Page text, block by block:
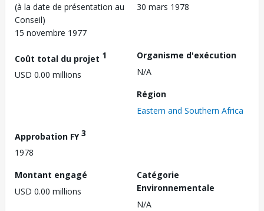
(à la date de présentation au
Conseil)
15 novembre 1977
30 mars 1978
Coût total du projet 1
USD 0.00 millions
Organisme d'exécution
N/A
Région
Eastern and Southern Africa
Approbation FY3
1978
Montant engagé
USD 0.00 millions
Catégorie
Environnementale
N/A